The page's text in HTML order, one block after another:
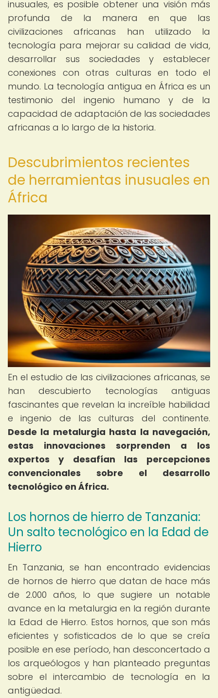
inusuales, es posible obtener una visión más
profunda de la manera en que las
civilizaciones africanas han utilizado la
tecnología para mejorar su calidad de vida,
desarrollar sus sociedades y establecer
conexiones con otras culturas en todo el
mundo. La tecnología antigua en África es un
testimonio del ingenio humano y de la
capacidad de adaptación de las sociedades
africanas a lo largo de la historia.
Descubrimientos recientes
de herramientas inusuales en
África
En el estudio de las civilizaciones africanas, se
han descubierto tecnologías antiguas
fascinantes que revelan la increíble habilidad
e ingenio de las culturas del continente.
Desde la metalurgia hasta la navegación,
estas innovaciones sorprenden a los
expertos y desafían las percepciones
convencionales sobre el desarrollo
tecnológico en África.
Los hornos de hierro de Tanzania:
Un salto tecnológico en la Edad de
Hierro
En Tanzania, se han encontrado evidencias
de hornos de hierro que datan de hace más
de 2.000 años, lo que sugiere un notable
avance en la metalurgia en la región durante
la Edad de Hierro. Estos hornos, que son más
eficientes y sofisticados de lo que se creía
posible en ese período, han desconcertado a
los arqueólogos y han planteado preguntas
sobre el intercambio de tecnología en la
antigüedad.